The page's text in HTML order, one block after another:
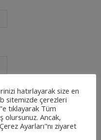
hatırlayarak size en
sitemizde çerezleri
tıklayarak Tüm
olursunuz. Ancak,
Ayarları"nı ziyaret